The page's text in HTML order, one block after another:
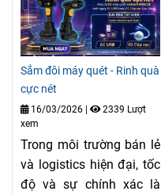
Sắm đôi máy quét - Rinh quà
cực nét
16/03/2026 |
2339 Lượt
xem
Trong môi trường bán lẻ
và logistics hiện đại, tốc
độ và sự chính xác là